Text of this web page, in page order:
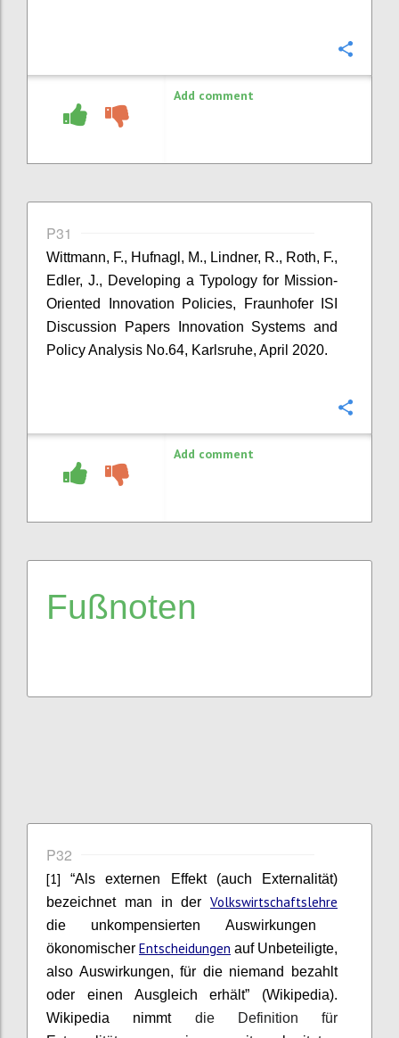
Add comment
P31
Wittmann, F., Hufnagl, M., Lindner, R., Roth, F.,
Edler, J., Developing a Typology for Mission-
Oriented Innovation Policies, Fraunhofer ISI
Discussion Papers Innovation Systems and
Policy Analysis No.64, Karlsruhe, April 2020.
Add comment
Fußnoten
P32
[1] “Als externen Effekt (auch Externalität)
bezeichnet man in der Volkswirtschaftslehre
die unkompensierten Auswirkungen
ökonomischer Entscheidungen auf Unbeteiligte,
also Auswirkungen, für die niemand bezahlt
oder einen Ausgleich erhält” (Wikipedia).
Wikipedia nimmt die Definition für